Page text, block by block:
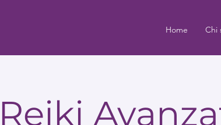
Home Chi
Reiki